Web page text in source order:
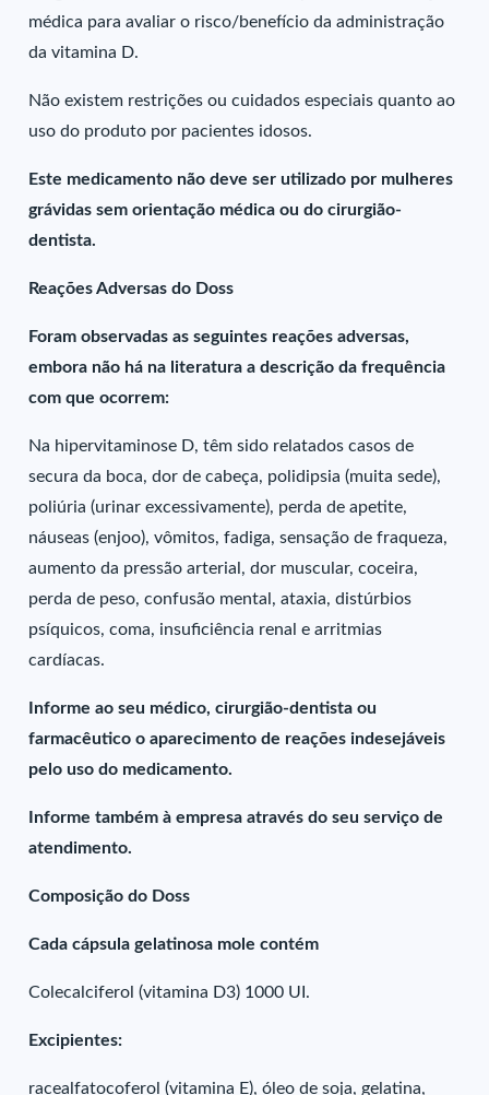
médica para avaliar o risco/benefício da administração
da vitamina D.
Não existem restrições ou cuidados especiais quanto ao
uso do produto por pacientes idosos.
Este medicamento não deve ser utilizado por mulheres
grávidas sem orientação médica ou do cirurgião-
dentista.
Reações Adversas do Doss
Foram observadas as seguintes reações adversas,
embora não há na literatura a descrição da frequência
com que ocorrem:
Na hipervitaminose D, têm sido relatados casos de
secura da boca, dor de cabeça, polidipsia (muita sede),
poliúria (urinar excessivamente), perda de apetite,
náuseas (enjoo), vômitos, fadiga, sensação de fraqueza,
aumento da pressão arterial, dor muscular, coceira,
perda de peso, confusão mental, ataxia, distúrbios
psíquicos, coma, insuficiência renal e arritmias
cardíacas.
Informe ao seu médico, cirurgião-dentista ou
farmacêutico o aparecimento de reações indesejáveis
pelo uso do medicamento.
Informe também à empresa através do seu serviço de
atendimento.
Composição do Doss
Cada cápsula gelatinosa mole contém
Colecalciferol (vitamina D3) 1000 UI.
Excipientes:
racealfatocoferol (vitamina E), óleo de soja, gelatina,